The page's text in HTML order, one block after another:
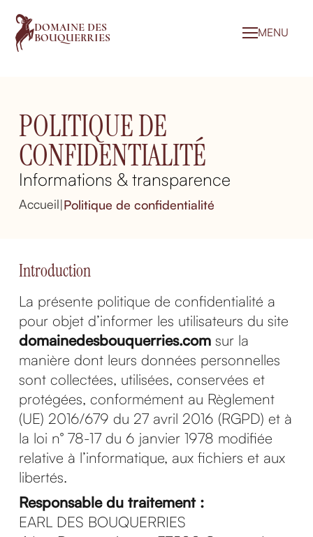
DOMAINE DES
BOUQUERRIES MENU
POLITIQUE DE
CONFIDENTIALITÉ
Informations & transparence
Accueil|Politique de confidentialité
Introduction
La présente politique de confidentialité a
pour objet d’informer les utilisateurs du site
domainedesbouquerries.comsur la
manière dont leurs données personnelles
sont collectées, utilisées, conservées et
protégées, conformément au Règlement
(UE) 2016/679 du 27 avril 2016 (RGPD) et à
la loi n° 78-17 du 6 janvier 1978 modifiée
relative à l’informatique, aux fichiers et aux
libertés.
Responsable du traitement :
EARL DES BOUQUERRIES